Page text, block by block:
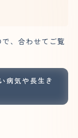
、合わせてご覧
病気や長生き